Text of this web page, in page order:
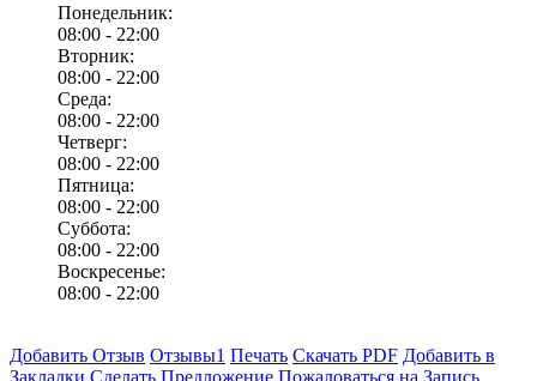
Понедельник:
08:00 - 22:00
Вторник:
08:00 - 22:00
Среда:
08:00 - 22:00
Четверг:
08:00 - 22:00
Пятница:
08:00 - 22:00
Суббота:
08:00 - 22:00
Воскресенье:
08:00 - 22:00
Добавить Отзыв Отзывы1 Печать Скачать PDF Добавить в
Закладки Сделать Предложение Пожаловаться на Запись